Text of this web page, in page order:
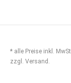
* alle Preise inkl.
zzgl. Versand.